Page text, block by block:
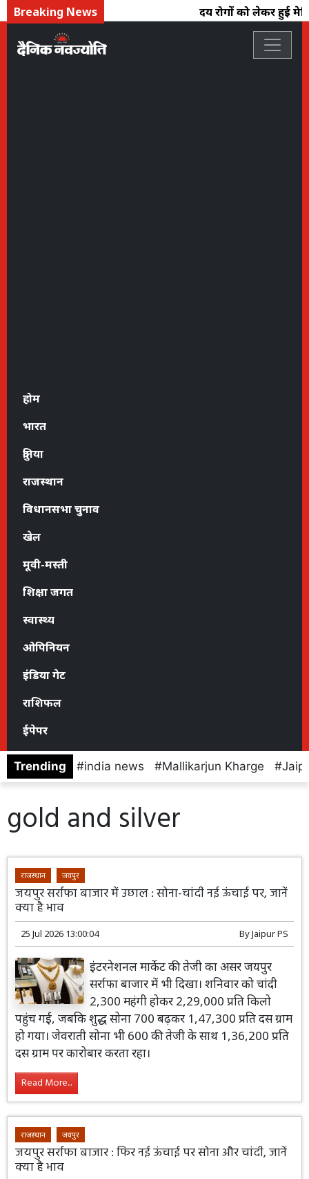
Breaking News हृदय रोगों को लेकर हुई
होम
भारत
दुनिया
राजस्थान
विधानसभा चुनाव
खेल
मूवी-मस्ती
शिक्षा जगत
स्वास्थ्य
ओपिनियन
इंडिया गेट
राशिफल
ईपेपर
Trending india news Mallikarjun Kharge
gold and silver
राजस्थान जयपुर
जयपुर सर्राफा बाजार में उछाल : सोना-चांदी नई ऊंचाई पर, जानें
क्या है भाव
25 Jul 2026 13:00:04 ByJaipur PS
इंटरनेशनल मार्केट की तेजी का असर जयपुर
सर्राफा बाजार में भी दिखा। शनिवार को चांदी
2,300 महंगी होकर 2,29,000 प्रति किलो
पहुंच गई, जबकि शुद्ध सोना 700 बढ़कर 1,47,300 प्रति दस ग्राम
हो गया। जेवराती सोना भी 600 की तेजी के साथ 1,36,200 प्रति
दस ग्राम पर कारोबार करता रहा।
Read More...
राजस्थान जयपुर
जयपुर सर्राफा बाजार : फिर नई ऊंचाई पर सोना और चांदी, जानें
क्या है भाव